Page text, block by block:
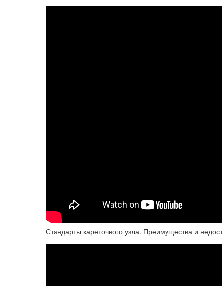
Стандарты кареточного узла. Преимущества и